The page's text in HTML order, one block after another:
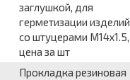
заглушкой, для
герметизации изделий
со штуцерами М14х1.5,
цена за шт
Прокладка резиновая